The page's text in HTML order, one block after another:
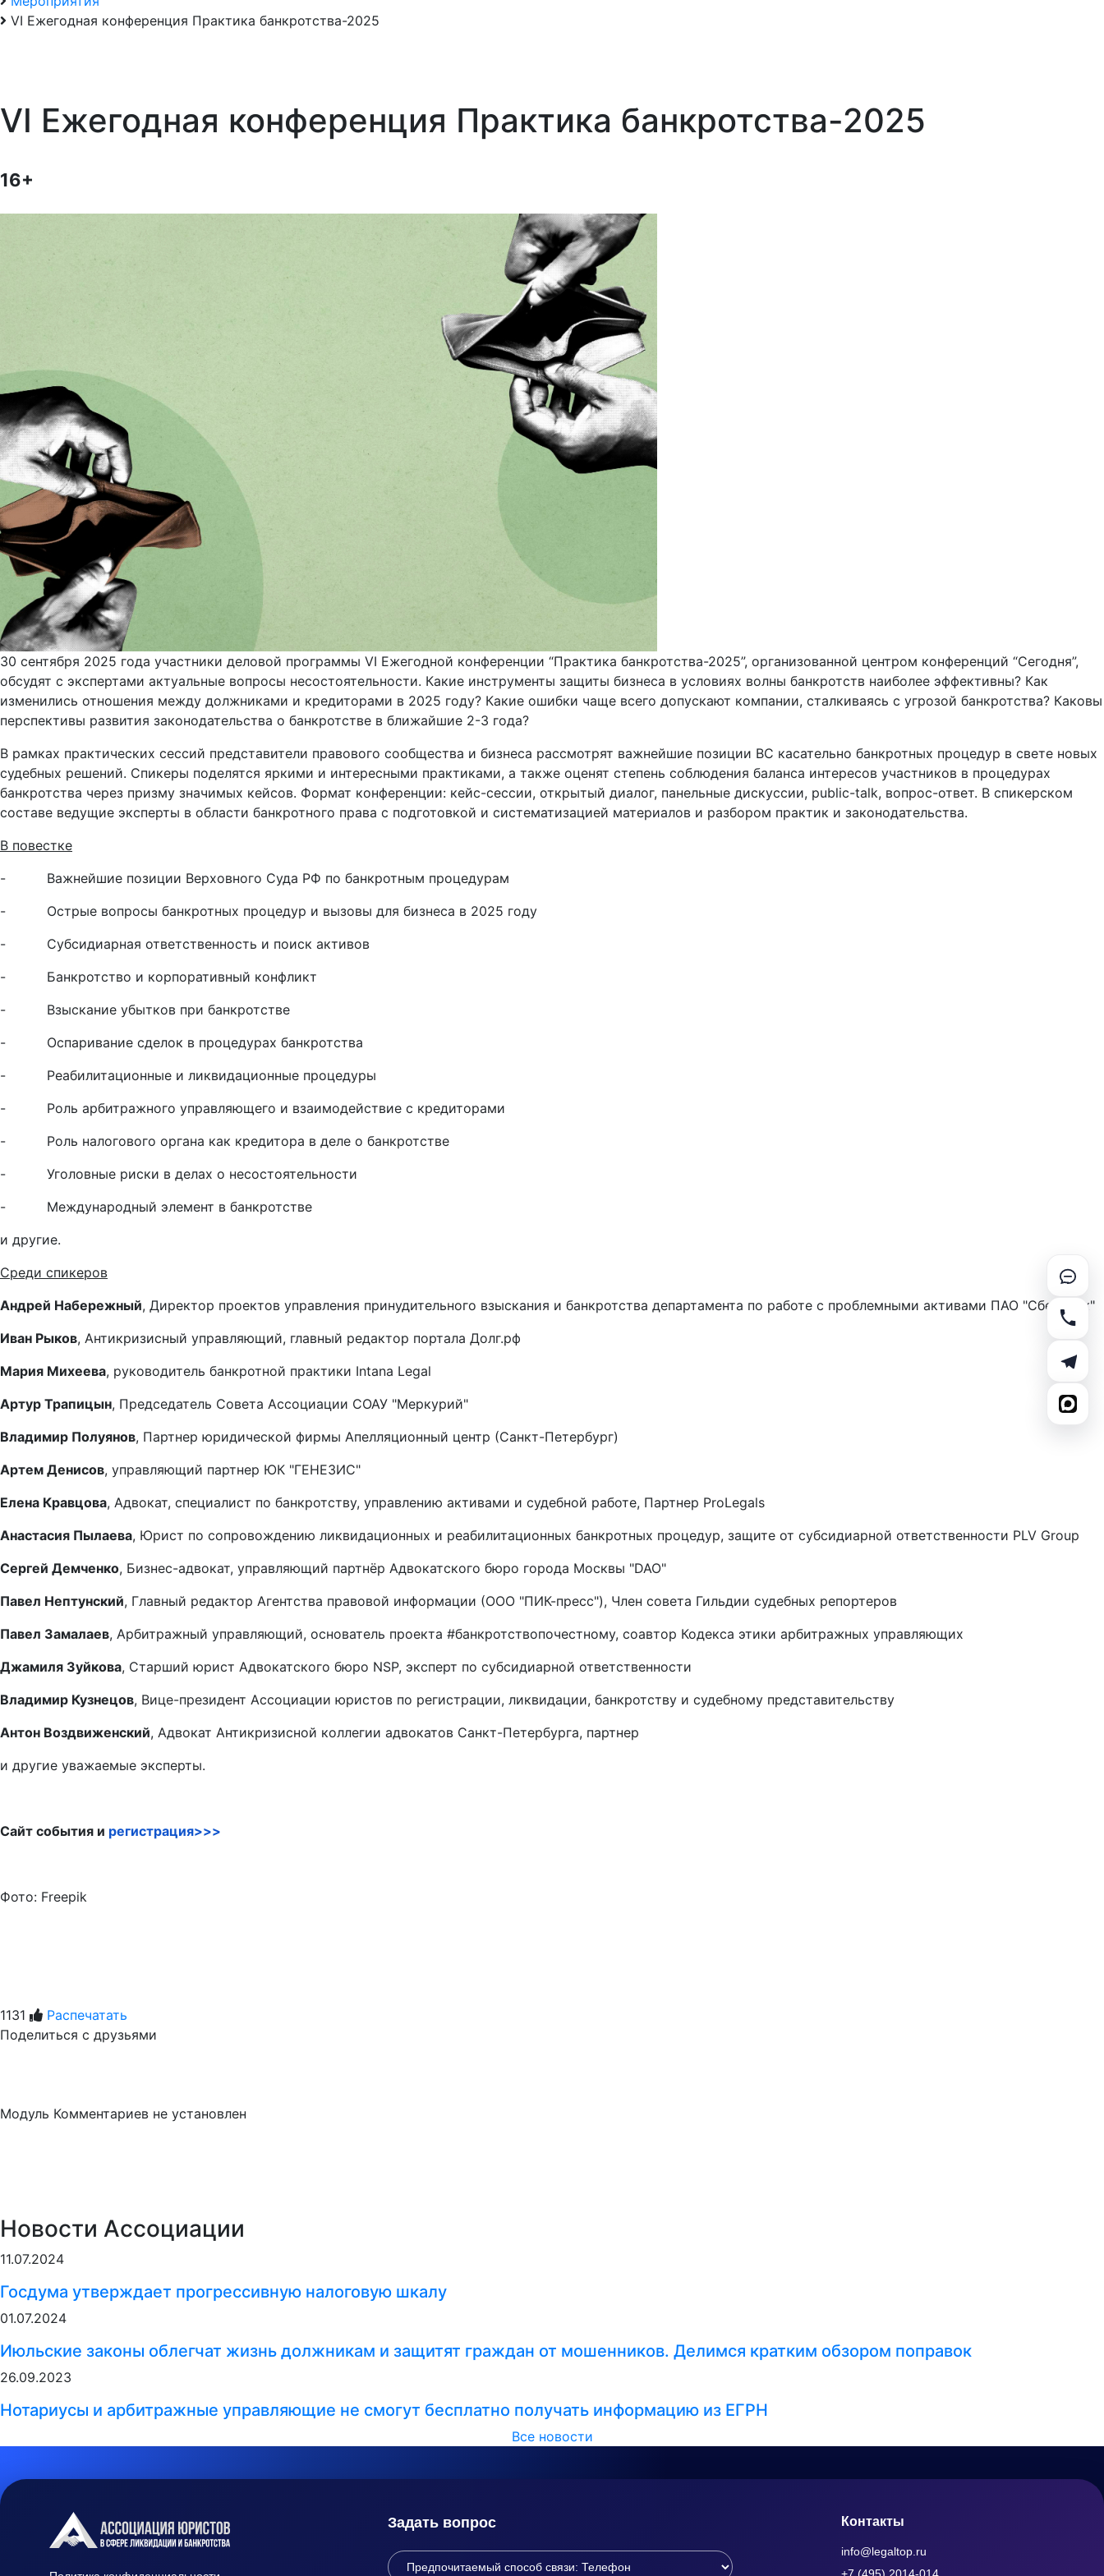
VI Ежегодная конференция Практика банкротства-2025
VI Ежегодная конференция Практика банкротства-2025
16+
30 сентября 2025 года участники деловой программы VI Ежегодной конференции “Практика банкротства-2025”, организованной центром конференций “Сегодня”,
обсудят с экспертами актуальные вопросы несостоятельности. Какие инструменты защиты бизнеса в условиях волны банкротств наиболее эффективны? Как
изменились отношения между должниками и кредиторами в 2025 году? Какие ошибки чаще всего допускают компании, сталкиваясь с угрозой банкротства? Каковы
перспективы развития законодательства о банкротстве в ближайшие 2-3 года?
В рамках практических сессий представители правового сообщества и бизнеса рассмотрят важнейшие позиции ВС касательно банкротных процедур в свете новых
судебных решений. Спикеры поделятся яркими и интересными практиками, а также оценят степень соблюдения баланса интересов участников в процедурах
банкротства через призму значимых кейсов. Формат конференции: кейс-сессии, открытый диалог, панельные дискуссии, public-talk, вопрос-ответ. В спикерском
составе ведущие эксперты в области банкротного права с подготовкой и систематизацией материалов и разбором практик и законодательства.
В повестке
- Важнейшие позиции Верховного Суда РФ по банкротным процедурам
- Острые вопросы банкротных процедур и вызовы для бизнеса в 2025 году
- Субсидиарная ответственность и поиск активов
- Банкротство и корпоративный конфликт
- Взыскание убытков при банкротстве
- Оспаривание сделок в процедурах банкротства
- Реабилитационные и ликвидационные процедуры
- Роль арбитражного управляющего и взаимодействие с кредиторами
- Роль налогового органа как кредитора в деле о банкротстве
- Уголовные риски в делах о несостоятельности
- Международный элемент в банкротстве
и другие.
Среди спикеров
Андрей Набережный, Директор проектов управления принудительного взыскания и банкротства департамента по работе с проблемными активами ПАО "Сбербанк"
Иван Рыков, Антикризисный управляющий, главный редактор портала Долг.рф
Мария Михеева, руководитель банкротной практики Intana Legal
Артур Трапицын, Председатель Совета Ассоциации СОАУ "Меркурий"
Владимир Полуянов, Партнер юридической фирмы Апелляционный центр (Санкт-Петербург)
Артем Денисов, управляющий партнер ЮК "ГЕНЕЗИС"
Елена Кравцова, Адвокат, специалист по банкротству, управлению активами и судебной работе, Партнер ProLegals
Анастасия Пылаева, Юрист по сопровождению ликвидационных и реабилитационных банкротных процедур, защите от субсидиарной ответственности PLV Group
Сергей Демченко, Бизнес-адвокат, управляющий партнёр Адвокатского бюро города Москвы "DAO"
Павел Нептунский, Главный редактор Агентства правовой информации (ООО "ПИК-пресс"), Член совета Гильдии судебных репортеров
Павел Замалаев, Арбитражный управляющий, основатель проекта #банкротствопочестному, соавтор Кодекса этики арбитражных управляющих
Джамиля Зуйкова, Старший юрист Адвокатского бюро NSP, эксперт по субсидиарной ответственности
Владимир Кузнецов, Вице-президент Ассоциации юристов по регистрации, ликвидации, банкротству и судебному представительству
Антон Воздвиженский, Адвокат Антикризисной коллегии адвокатов Санкт-Петербурга, партнер
и другие уважаемые эксперты.
Сайт события и регистрация>>>
Фото: Freepik
1131
Распечатать
Поделиться с друзьями
Модуль Комментариев не установлен
Новости Ассоциации
11.07.2024
Госдума утверждает прогрессивную налоговую шкалу
01.07.2024
Июльские законы облегчат жизнь должникам и защитят граждан от мошенников. Делимся кратким обзором поправок
26.09.2023
Нотариусы и арбитражные управляющие не смогут бесплатно получать информацию из ЕГРН
Все новости
Задать вопрос Контакты
info@legaltop.ru